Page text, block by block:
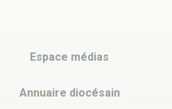
Espace médias
Annuaire diocésain